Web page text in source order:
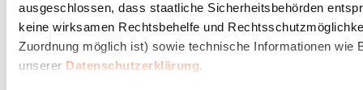
ausgeschlossen, dass staatliche Sicherheitsbehörden
keine wirksamen Rechtsbehelfe und
Zuordnung möglich ist) sowie technische Informationen wie
unserer Datenschutzerklärung.